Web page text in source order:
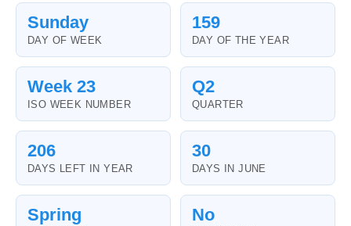
Sunday
DAY OF WEEK
159
DAY OF THE YEAR
Week 23
ISO WEEK NUMBER
Q2
QUARTER
206
DAYS LEFT IN YEAR
30
DAYS IN JUNE
Spring No